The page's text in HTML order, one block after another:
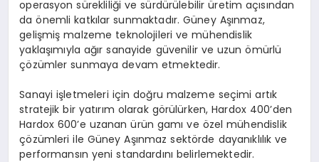
operasyon sürekliliği ve sürdürülebilir üretim açısından
da önemli katkılar sunmaktadır. Güney Aşınmaz,
gelişmiş malzeme teknolojileri ve mühendislik
yaklaşımıyla ağır sanayide güvenilir ve uzun ömürlü
çözümler sunmaya devam etmektedir.
Sanayi işletmeleri için doğru malzeme seçimi artık
stratejik bir yatırım olarak görülürken, Hardox 400’den
Hardox 600’e uzanan ürün gamı ve özel mühendislik
çözümleri ile Güney Aşınmaz sektörde dayanıklılık ve
performansın yeni standardını belirlemektedir.